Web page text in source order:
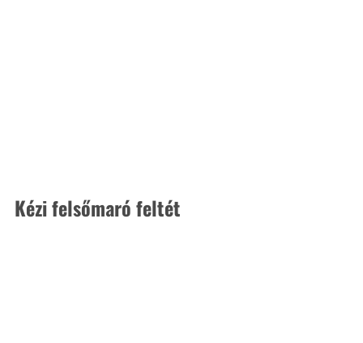
Kézi felsőmaró feltét